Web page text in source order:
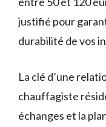
justifié pour
durabilité de vos
La clé d’une
chauffagiste
échanges et la